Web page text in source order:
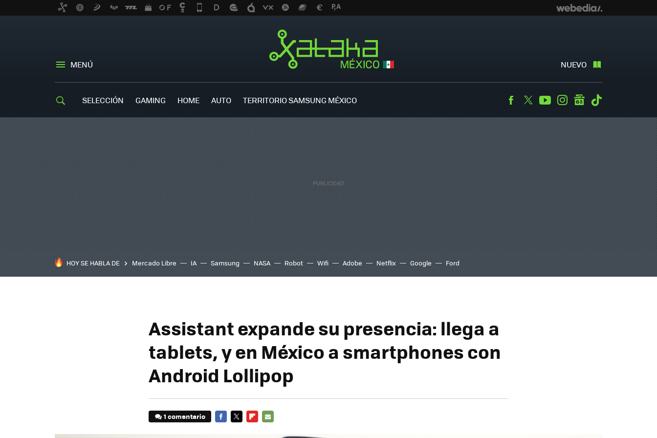
MENÚ NUEVO
SELECCIÓN GAMING HOME AUTO TERRITORIO SAMSUNG MÉXICO Facebook
TwitterYoutubeInstagramgooglenews
HOY SE HABLA DE Mercado Libre IA Samsung NASA Robot Wifi Adobe Netflix Google Ford
Assistant expande su presencia: llega a
tablets, y en México a smartphones con
Android Lollipop
1 comentario